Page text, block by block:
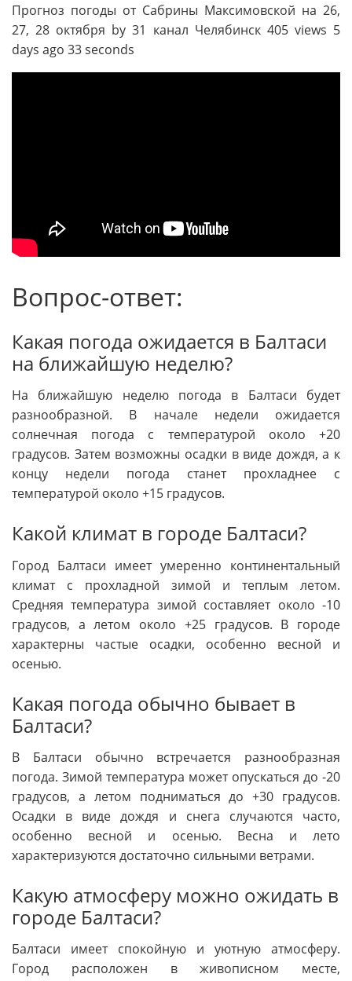
Прогноз погоды от Сабрины Максимовской на 26,
27, 28 октября by 31 канал Челябинск 405 views 5
days ago 33 seconds
Вопрос-ответ:
Какая погода ожидается в Балтаси
на ближайшую неделю?
На ближайшую неделю погода в Балтаси будет
разнообразной. В начале недели ожидается
солнечная погода с температурой около +20
градусов. Затем возможны осадки в виде дождя, а к
концу недели погода станет прохладнее с
температурой около +15 градусов.
Какой климат в городе Балтаси?
Город Балтаси имеет умеренно континентальный
климат с прохладной зимой и теплым летом.
Средняя температура зимой составляет около -10
градусов, а летом около +25 градусов. В городе
характерны частые осадки, особенно весной и
осенью.
Какая погода обычно бывает в
Балтаси?
В Балтаси обычно встречается разнообразная
погода. Зимой температура может опускаться до -20
градусов, а летом подниматься до +30 градусов.
Осадки в виде дождя и снега случаются часто,
особенно весной и осенью. Весна и лето
характеризуются достаточно сильными ветрами.
Какую атмосферу можно ожидать в
городе Балтаси?
Балтаси имеет спокойную и уютную атмосферу.
Город расположен в живописном месте,